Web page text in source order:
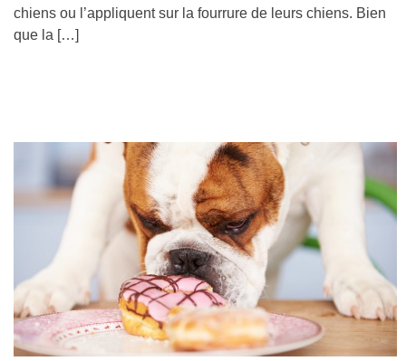
chiens ou l’appliquent sur la fourrure de leurs chiens. Bien
que la […]